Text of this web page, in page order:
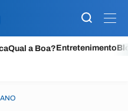
Qual a Boa?Entretenimento